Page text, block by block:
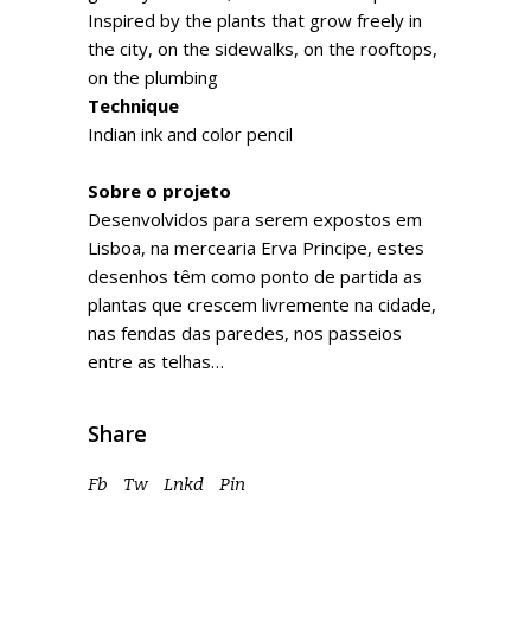
Inspired by the plants that grow freely in
the city, on the sidewalks, on the rooftops,
on the plumbing
Technique
Indian ink and color pencil
Sobre o projeto
Desenvolvidos para serem expostos em
Lisboa, na mercearia Erva Principe, estes
desenhos têm como ponto de partida as
plantas que crescem livremente na cidade,
nas fendas das paredes, nos passeios
entre as telhas…
Share
Fb Tw Lnkd Pin